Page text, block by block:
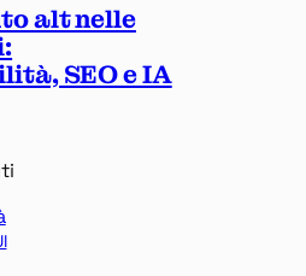
alt nelle
SEO e IA